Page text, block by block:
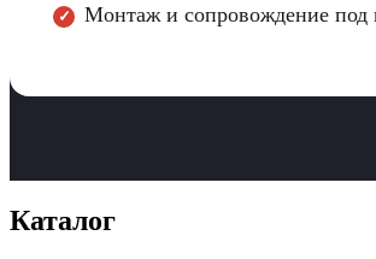
✓ Монтаж и сопровождение под
Каталог